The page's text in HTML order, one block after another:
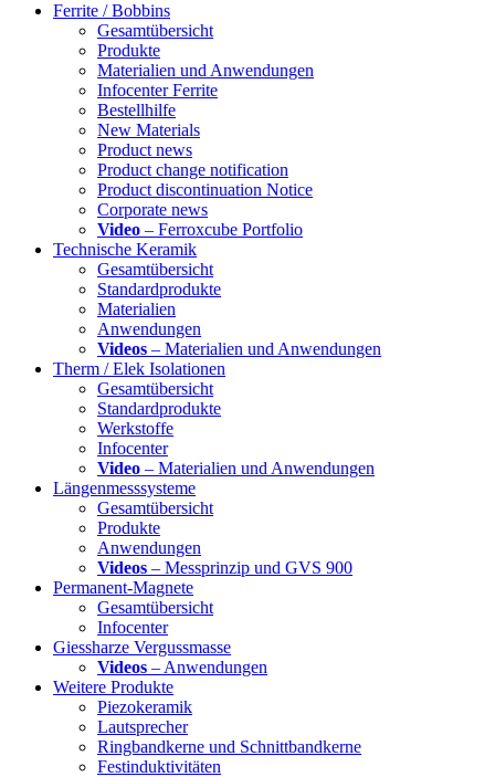
Ferrite / Bobbins
Gesamtübersicht
Produkte
Materialien und Anwendungen
Infocenter Ferrite
Bestellhilfe
New Materials
Product news
Product change notification
Product discontinuation Notice
Corporate news
Video – Ferroxcube Portfolio
Technische Keramik
Gesamtübersicht
Standardprodukte
Materialien
Anwendungen
Videos – Materialien und Anwendungen
Therm / Elek Isolationen
Gesamtübersicht
Standardprodukte
Werkstoffe
Infocenter
Video – Materialien und Anwendungen
Längenmesssysteme
Gesamtübersicht
Produkte
Anwendungen
Videos – Messprinzip und GVS 900
Permanent-Magnete
Gesamtübersicht
Infocenter
Giessharze Vergussmasse
Videos – Anwendungen
Weitere Produkte
Piezokeramik
Lautsprecher
Ringbandkerne und Schnittbandkerne
Festinduktivitäten